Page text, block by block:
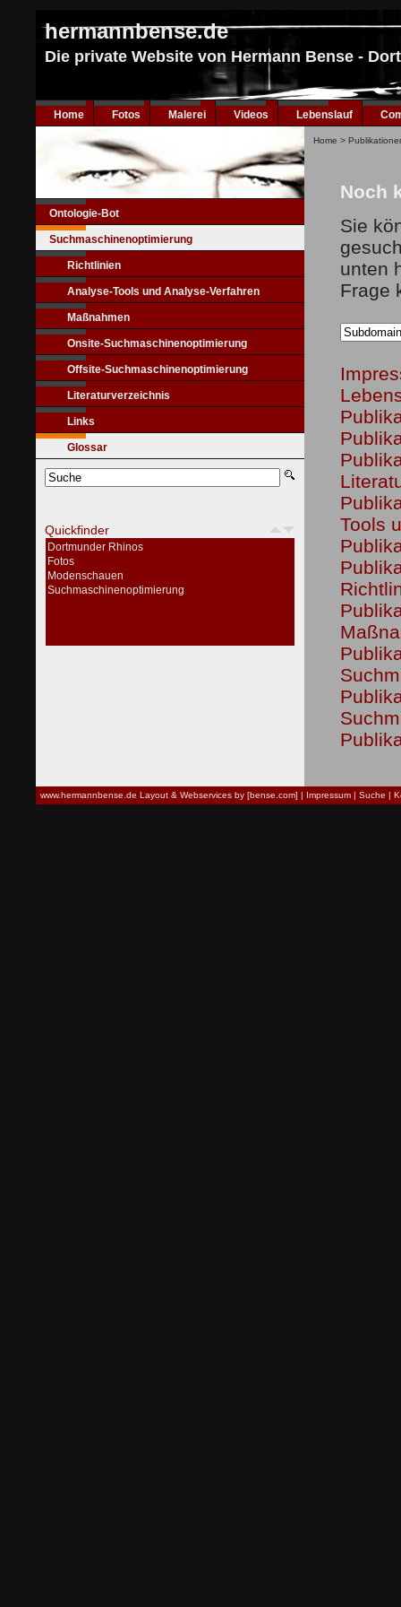
hermannbense.de
Die private Website von Hermann Bense -
Home Fotos Malerei Videos Lebenslauf
Ontologie-Bot
Suchmaschinenoptimierung
Richtlinien
Analyse-Tools und Analyse-Verfahren
Maßnahmen
Onsite-Suchmaschinenoptimierung
Offsite-Suchmaschinenoptimierung
Literaturverzeichnis
Links
Glossar
Quickfinder
Dortmunder Rhinos
Fotos
Modenschauen
Suchmaschinenoptimierung
Home >
Noch
Sie
unten
Frage
Tools
www.hermannbense.de Layout & Webservices by [bense.com] | Impressum | Suche |